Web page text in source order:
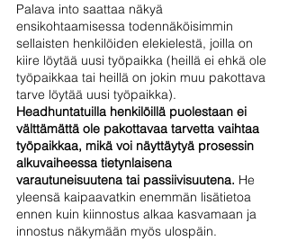
Palava into saattaa näkyä
ensikohtaamisessa todennäköisimmin
sellaisten henkilöiden elekielestä, joilla on
kiire löytää uusi työpaikka (heillä ei ehkä ole
työpaikkaa tai heillä on jokin muu pakottava
tarve löytää uusi työpaikka).
Headhuntatuilla henkilöillä puolestaan ei
välttämättä ole pakottavaa tarvetta vaihtaa
työpaikkaa, mikä voi näyttäytyä prosessin
alkuvaiheessa tietynlaisena
varautuneisuutena tai passiivisuutena. He
yleensä kaipaavatkin enemmän lisätietoa
ennen kuin kiinnostus alkaa kasvamaan ja
innostus näkymään myös ulospäin.